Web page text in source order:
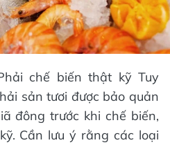
chế biến thật kỹ Tuy
sản tươi được bảo quản
đông trước khi chế biến,
Cần lưu ý rằng các loại